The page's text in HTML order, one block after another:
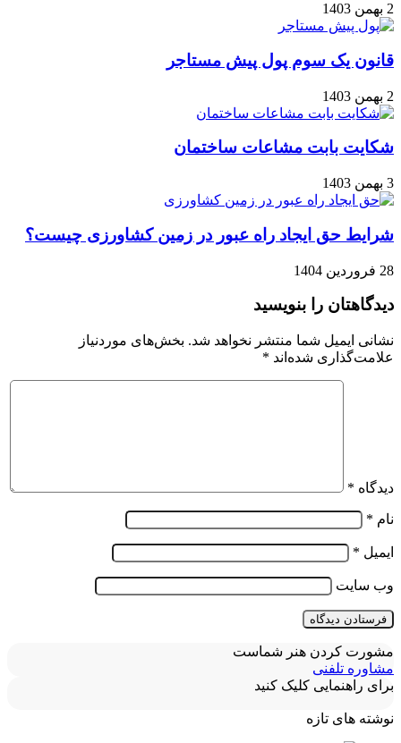
2 بهمن 1403
قانون یک سوم پول پیش مستاجر
2 بهمن 1403
شکایت بابت مشاعات ساختمان
3 بهمن 1403
شرایط حق ایجاد راه عبور در زمین کشاورزی چیست؟
28 فروردین 1404
دیدگاهتان را بنویسید
نشانی ایمیل شما منتشر نخواهد شد. بخش‌های موردنیاز
علامت‌گذاری شده‌اند *
دیدگاه *
نام *
ایمیل *
وب‌ سایت
مشورت کردن هنر شماست
مشاوره تلفنی
برای راهنمایی کلیک کنید
نوشته های تازه